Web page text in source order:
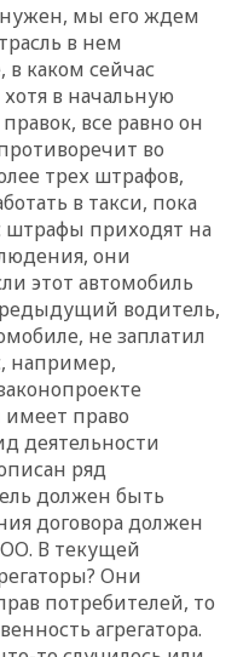
нужен, мы его ждем
в нем
в каком сейчас
в начальную
все равно он
во
трех штрафов,
в такси, пока
приходят на
они
этот автомобиль
водитель,
не заплатил
например,
имеет право
деятельности
ряд
должен быть
договора должен
В текущей
Они
потребителей, то
агрегатора.